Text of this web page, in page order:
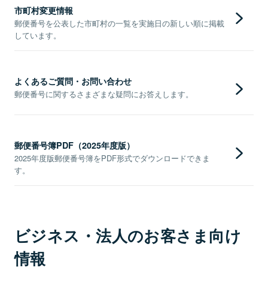
市町村変更情報
郵便番号を公表した市町村の一覧を実施日の新しい順に掲載
しています。
よくあるご質問・お問い合わせ
郵便番号に関するさまざまな疑問にお答えします。
郵便番号簿PDF（2025年度版）
2025年度版郵便番号簿をPDF形式でダウンロードできま
す。
ビジネス・法人のお客さま向け
情報